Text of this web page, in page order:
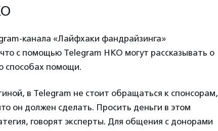
канала «Лайфхаки фандрайзинга»
с помощью Telegram НКО могут рассказывать о
способах помощи.
в Telegram не стоит обращаться к спонсорам,
он должен сделать. Просить деньги в этом
говорят эксперты. Для общения с донорами